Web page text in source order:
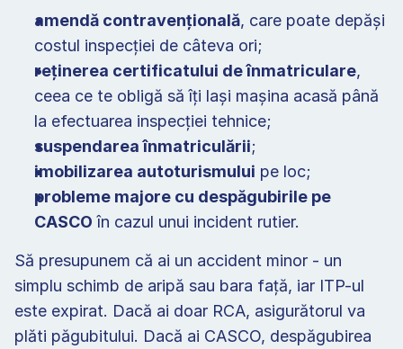
amendă contravențională, care poate depăși
costul inspecției de câteva ori;
reținerea certificatului de înmatriculare,
ceea ce te obligă să îți lași mașina acasă până
la efectuarea inspecției tehnice;
suspendarea înmatriculării;
imobilizarea autoturismului pe loc;
probleme majore cu despăgubirile pe
CASCO în cazul unui incident rutier.
Să presupunem că ai un accident minor - un
simplu schimb de aripă sau bara față, iar ITP-ul
este expirat. Dacă ai doar RCA, asigurătorul va
plăti păgubitului. Dacă ai CASCO, despăgubirea